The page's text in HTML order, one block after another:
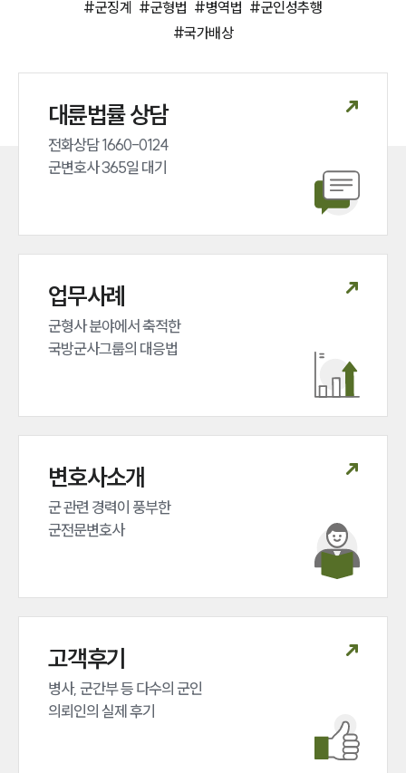
#군징계 #군형법 #병역법 #군인성추행
#국가배상
대륜법률 상담
전화상담 1660-0124
군변호사 365일 대기
업무사례
군형사 분야에서 축적한
국방군사그룹의 대응법
변호사소개
군 관련 경력이 풍부한
군전문변호사
고객후기
병사, 군간부 등 다수의 군인
의뢰인의 실제 후기